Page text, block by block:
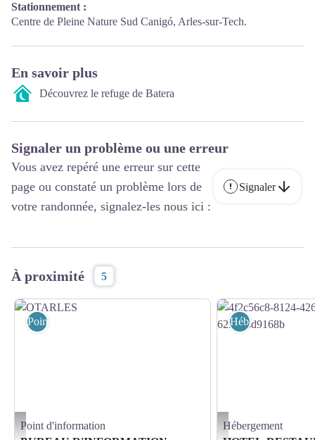
Stationnement :
Centre de Pleine Nature Sud Canigó, Arles-sur-Tech.
En savoir plus
Découvrez le refuge de Batera
Signaler un problème ou une erreur
Vous avez repéré une erreur sur cette
page ou constaté un problème lors de
votre randonnée, signalez-les nous ici :
Signaler
À proximité 5
OTARLES - bit arles
Point d'information
Point d'information
4f2c56c8-8124-4269-
Hébergement
Hébergement